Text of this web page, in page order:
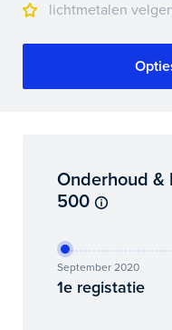
lichtmetalen
Onderhoud &
500
September 2020
1e registatie